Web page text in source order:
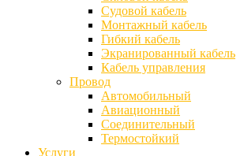
Судовой кабель
Монтажный кабель
Гибкий кабель
Экранированный кабель
Кабель управления
Провод
Автомобильный
Авиационный
Соединительный
Термостойкий
Услуги